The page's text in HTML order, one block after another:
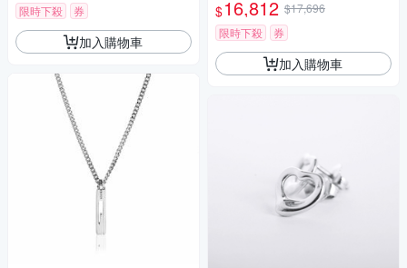
限時下殺
券
加入購物車
$16,812 $17,696
限時下殺
券
加入購物車